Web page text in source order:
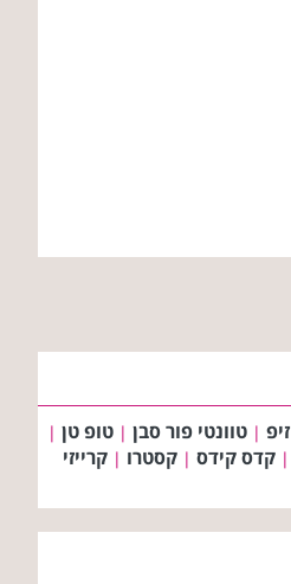
זיפ | טוונטי פור סבן | טופ טן |
| קדס קידס | קסטרו | קרייזי